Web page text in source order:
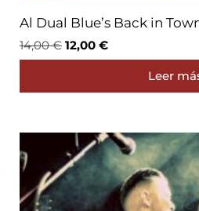
Al Dual Blue’s Back in
14,00€ 12,00 €
Leer